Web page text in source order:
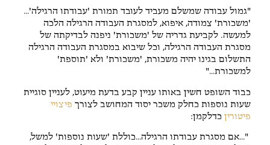
"גמול עבודה שמשלם מעביד לעובד תמורת 'עבודתו הרגילה'…
'משכורת' צמודה, איפוא, למסגרת העבודה הרגילה הלכה
למעשה. לקביעת גדריה של 'משכורת' ניפנה לבדיקתה של
מסגרת העבודה הרגילה, וכל שיבוא במסגרת העבודה הרגילה
התשלום בגינו יהיה משכורת, 'משכורת' ולא 'תוספת'
למשכורת…"
כבוד השופט חשין באותו עניין קבע בדעת מיעוט, לעניין סוגיית
שעות נוספות כחלק משכר יסוד המחושב לצורך פיצויי
פיטורין כדלקמן:
"…אם מסגרת עבודתו הרגילה…כוללת 'שעות נוספות' למשל,